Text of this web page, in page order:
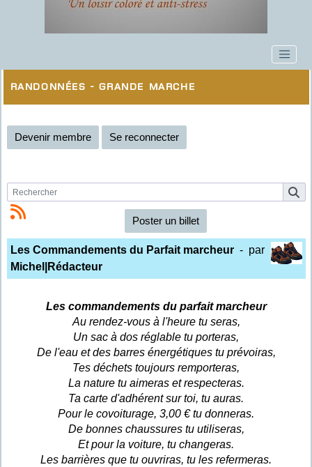
Randonnées - Grande marche
Devenir membre Se reconnecter
Poster un billet
Les Commandements du Parfait marcheur- par
Michel|Rédacteur
Les commandements du parfait marcheur
Au rendez-vous à l'heure tu seras,
Un sac à dos réglable tu porteras,
De l'eau et des barres énergétiques tu prévoiras,
Tes déchets toujours remporteras,
La nature tu aimeras et respecteras.
Ta carte d'adhérent sur toi, tu auras.
Pour le covoiturage, 3,00 € tu donneras.
De bonnes chaussures tu utiliseras,
Et pour la voiture, tu changeras.
Les barrières que tu ouvriras, tu les refermeras.